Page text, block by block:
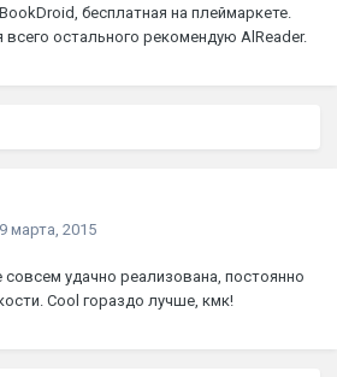
бесплатная на плеймаркете.
всего остального рекомендую AlReader.
марта, 2015
удачно реализована, постоянно
Cool гораздо лучше, кмк!